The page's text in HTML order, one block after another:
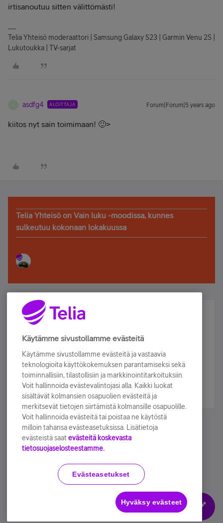
irtisanoutuu sitten välittömästi!
Telia Yhteisö moderaattori | Samsung Galaxy S23 | Garmin Venu 2S |
Lukutoukka | TV-sarjat
asdfg4 ALOITTAJA Forum|Forum|5 years ago
kiitos nyt sain toimimaan! 🙂>
Telia Yhteisö on Vain luku -moodissa, kunnes
sulkeutuu kokonaan lokakuussa
Älä jää paitsi – osallistu ja voita!
Tilaa Telian uutiskirje ja olet mukana arvonnassa.
sähköpostiisi.
Tilaa nyt
Käyttöehdot Accessibility statement
Evästeasetukset
Käytämme sivustollamme evästeitä
Käytämme sivustollamme evästeitä ja vastaavia
teknologioita käyttökokemuksen parantamiseksi sekä
toiminnallisiin, tilastollisiin ja markkinointitarkoituksiin.
Voit hallinnoida evästevalintojasi alla. Kaikki luokat
sisältävät kolmansien osapuolien evästeitä ja
merkitsevät tietojen siirtämistä kolmansille osapuolille.
Voit hallinnoida evästeitä tai poistaa ne käytöstä
milloin tahansa evästeasetuksissa. Lisätietoja
evästeistä saat evästeitä koskevasta
tietosuojaselosteestamme.
Evästeasetukset
Hyväksy evästeet